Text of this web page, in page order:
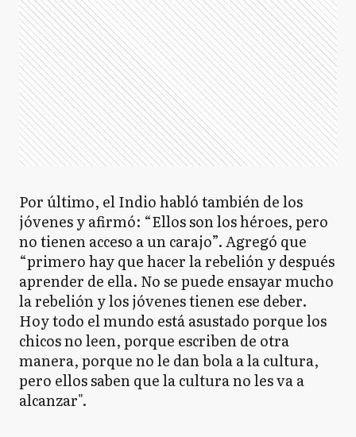
Por último, el Indio habló también de los
jóvenes y afirmó: “Ellos son los héroes, pero
no tienen acceso a un carajo”. Agregó que
“primero hay que hacer la rebelión y después
aprender de ella. No se puede ensayar mucho
la rebelión y los jóvenes tienen ese deber.
Hoy todo el mundo está asustado porque los
chicos no leen, porque escriben de otra
manera, porque no le dan bola a la cultura,
pero ellos saben que la cultura no les va a
alcanzar".